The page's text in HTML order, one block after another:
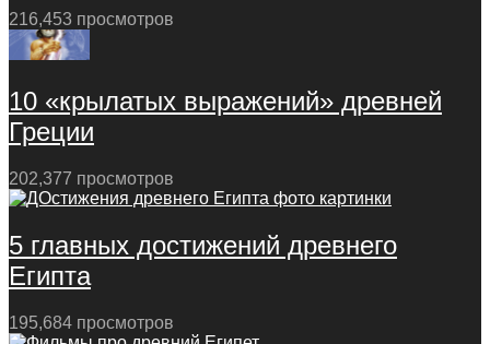
216,453 просмотров
10 «крылатых выражений» древней
Греции
202,377 просмотров
5 главных достижений древнего
Египта
195,684 просмотров